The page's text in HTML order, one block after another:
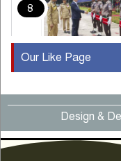
৪
৫
৬
Our Like Page
Design &